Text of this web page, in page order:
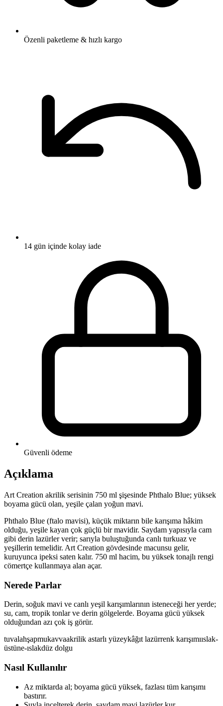
Özenli paketleme & hızlı kargo
14 gün içinde kolay iade
Güvenli ödeme
Açıklama
Art Creation akrilik serisinin 750 ml şişesinde Phthalo Blue; yüksek
boyama gücü olan, yeşile çalan yoğun mavi.
Phthalo Blue (ftalo mavisi), küçük miktarın bile karışıma hâkim
olduğu, yeşile kayan çok güçlü bir mavidir. Saydam yapısıyla cam
gibi derin lazürler verir; sarıyla buluştuğunda canlı turkuaz ve
yeşillerin temelidir. Art Creation gövdesinde macunsu gelir,
kuruyunca ipeksi saten kalır. 750 ml hacim, bu yüksek tonajlı rengi
cömertçe kullanmaya alan açar.
Nerede Parlar
Derin, soğuk mavi ve canlı yeşil karışımlarının isteneceği her yerde;
su, cam, tropik tonlar ve derin gölgelerde. Boyama gücü yüksek
olduğundan azı çok iş görür.
tuvalahşapmukavvaakrilik astarlı yüzeykâğıt lazürrenk karışımııslak-
üstüne-ıslakdüz dolgu
Nasıl Kullanılır
Az miktarda al; boyama gücü yüksek, fazlası tüm karışımı
bastırır.